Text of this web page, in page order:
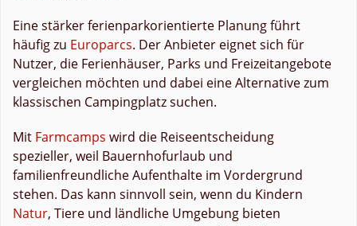
Eine stärker ferienparkorientierte Planung führt
häufig zu Europarcs. Der Anbieter eignet sich für
Nutzer, die Ferienhäuser, Parks und Freizeitangebote
vergleichen möchten und dabei eine Alternative zum
klassischen Campingplatz suchen.
Mit Farmcamps wird die Reiseentscheidung
spezieller, weil Bauernhofurlaub und
familienfreundliche Aufenthalte im Vordergrund
stehen. Das kann sinnvoll sein, wenn du Kindern
Natur, Tiere und ländliche Umgebung bieten